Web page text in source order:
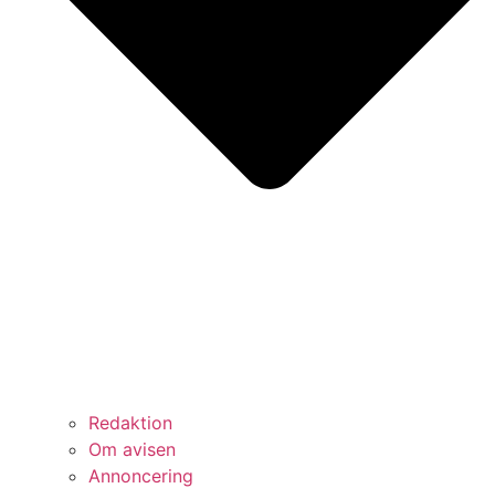
Redaktion
Om avisen
Annoncering